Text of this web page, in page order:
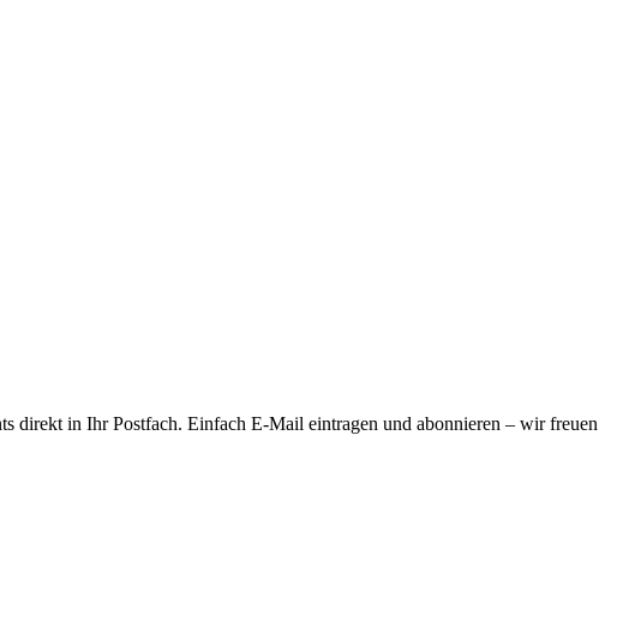
direkt in Ihr Postfach. Einfach E-Mail eintragen und abonnieren – wir freuen